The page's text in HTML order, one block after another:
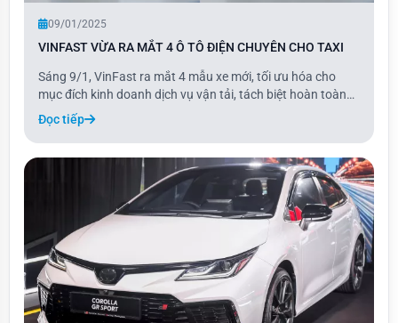
09/01/2025
VINFAST VỪA RA MẮT 4 Ô TÔ ĐIỆN CHUYÊN CHO TAXI
Sáng 9/1, VinFast ra mắt 4 mẫu xe mới, tối ưu hóa cho
mục đích kinh doanh dịch vụ vận tải, tách biệt hoàn toàn
với các dòng xe cá nhân. Hai mẫu xe hoàn toàn mới gồm
Minio Green thuộc phân khúc minicar và Limo Green thuộc
phân khúc MPV 7 chỗ.
Đọc tiếp